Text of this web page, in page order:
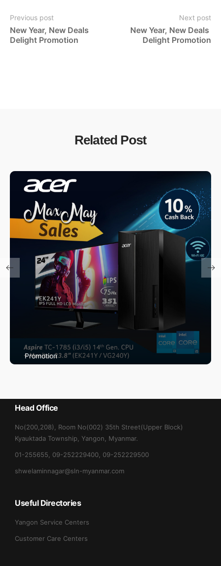
Previous post
New Year, New Deals
Delight Promotion
Next post
New Year, New Deals
Delight Promotion
Related Post
Promotion
Head Office
No(200,208), Room No(002) 35th Street(Upper Block)
Kyauktada Township, Yangon, Myanmar.
01-255655, 09-252229400, 09-252229500
shwelaminnagar@sln-myanmar.com
Useful Directories
Yangon Service Centers
Customer Care Centers